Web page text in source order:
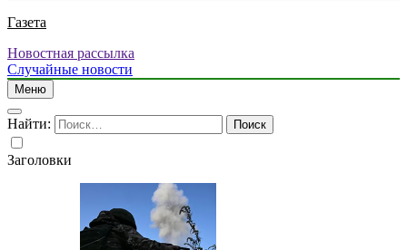
Газета
Новостная рассылка
Случайные новости
Меню
Найти:
Заголовки